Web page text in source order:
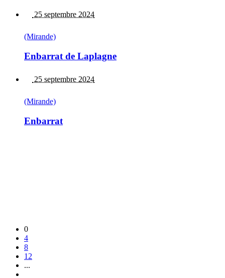
25 septembre 2024
(Mirande)
Enbarrat de Laplagne
25 septembre 2024
(Mirande)
Enbarrat
0
4
8
12
...